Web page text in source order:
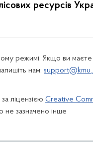
ресурсів
режимі. Якщо ви
нам:
ліцензією Creative
не зазначено інше